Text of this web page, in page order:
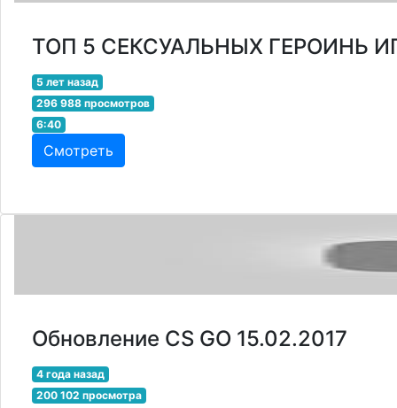
ТОП 5 СЕКСУАЛЬНЫХ ГЕРОИНЬ
5 лет назад
296 988 просмотров
6:40
Смотреть
Обновление CS GO 15.02.2017
4 года назад
200 102 просмотра